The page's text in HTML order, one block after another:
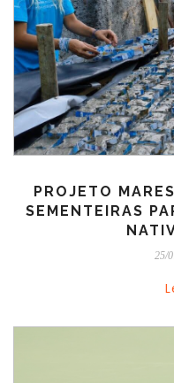
PROJETO
SEMENTEIRAS
25/